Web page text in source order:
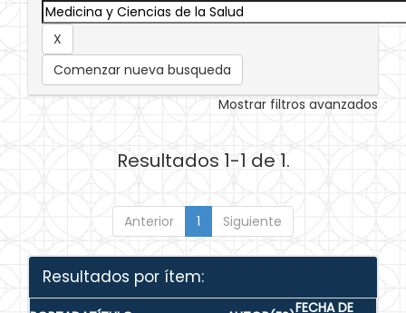
Comenzar nueva busqueda
Mostrar filtros avanzados
Resultados 1-1 de 1.
Anterior 1 Siguiente
Resultados por ítem:
FECHA DE